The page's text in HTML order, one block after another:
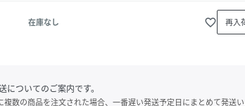
在庫なし favorite_border 再入
についてのご案内です。
数の商品を注文された場合、一番遅い発送予定日にまとめて発送